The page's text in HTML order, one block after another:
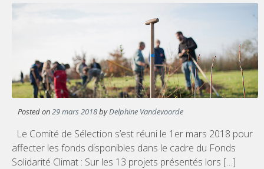
Posted on29 mars 2018byDelphine Vandevoorde
Le Comité de Sélection s’est réuni le 1er mars 2018 pour
affecter les fonds disponibles dans le cadre du Fonds
Solidarité Climat : Sur les 13 projets présentés lors […]